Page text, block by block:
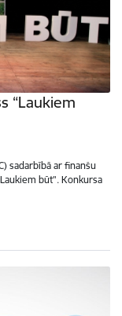
“Laukiem
sadarbībā ar finanšu
būt". Konkursa